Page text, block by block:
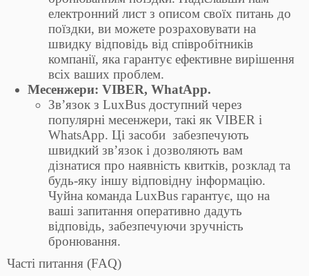
електронний лист з описом своїх питань до
поїздки, ви можете розраховувати на
швидку відповідь від співробітників
компанії, яка гарантує ефективне вирішення
всіх ваших проблем.
Месенжери: VIBER, WhatApp.
Зв’язок з LuxBus доступний через
популярні месенжери, такі як VIBER і
WhatsApp. Ці засоби забезпечують
швидкий зв’язок і дозволяють вам
дізнатися про наявність квитків, розклад та
будь-яку іншу відповідну інформацію.
Чуйна команда LuxBus гарантує, що на
ваші запитання оперативно дадуть
відповідь, забезпечуючи зручність
бронювання.
Часті питання (FAQ)